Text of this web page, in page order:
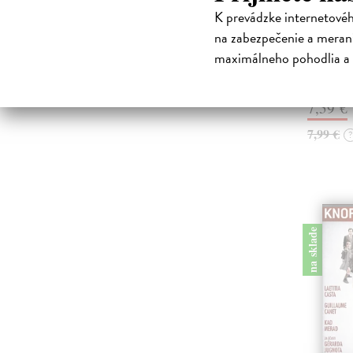
K prevádzke
na zabezpečenie a
maximálneho pohodlia
lehkého
co bylo...
zdánlivě
7,59 €
7,99 € ?
na sklade